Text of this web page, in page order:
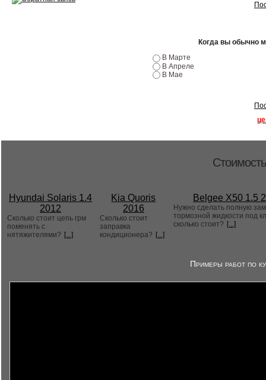
Когда вы обычно
В Марте
В Апреле
В Мае
Hyundai Solaris 1.4
2012
Сколько стоит цепь грм
поменять с
нятяжителями? [...]
Kia Quoris
2016
Сколько стоит
заправка
кондиционера? [...]
Belgee X50 1.5
Нужно сделать полную
тормозной жидкости под
сколько стоит? [...]
Примеры работ по